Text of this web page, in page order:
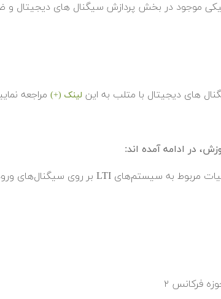
موجود در بخش پردازش سیگنال های دیجیتال و
های دیجیتال با متلب به این لینک (+) مراجعه
در ادامه آمده اند: